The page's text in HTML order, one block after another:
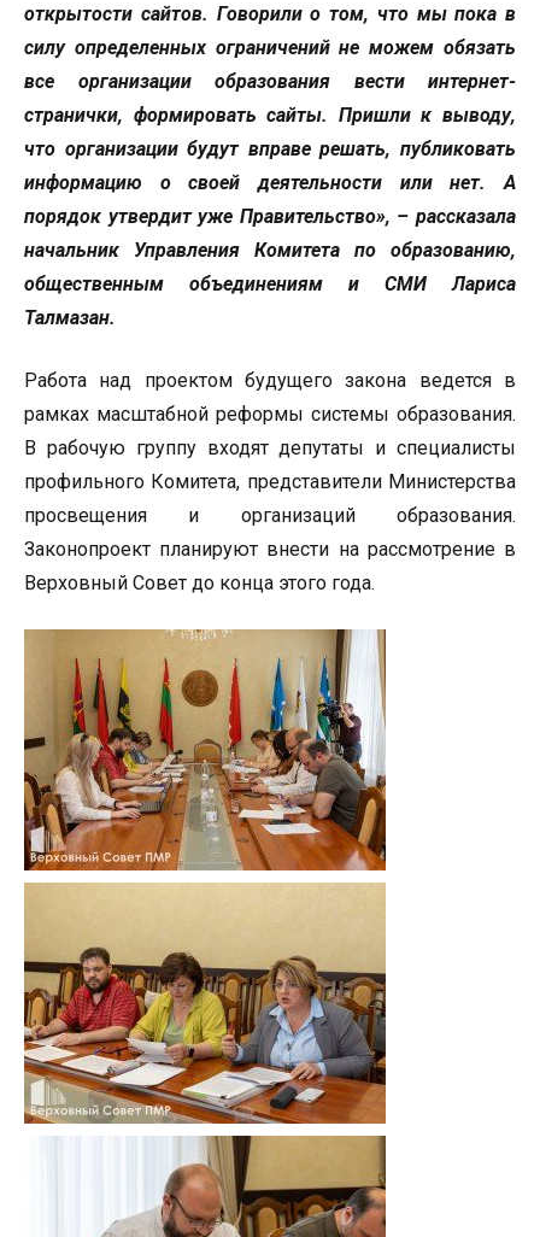
открытости сайтов. Говорили о том, что мы пока в
силу определенных ограничений не можем обязать
все организации образования вести интернет-
странички, формировать сайты. Пришли к выводу,
что организации будут вправе решать, публиковать
информацию о своей деятельности или нет. А
порядок утвердит уже Правительство», – рассказала
начальник Управления Комитета по образованию,
общественным объединениям и СМИ Лариса
Талмазан.
Работа над проектом будущего закона ведется в
рамках масштабной реформы системы образования.
В рабочую группу входят депутаты и специалисты
профильного Комитета, представители Министерства
просвещения и организаций образования.
Законопроект планируют внести на рассмотрение в
Верховный Совет до конца этого года.